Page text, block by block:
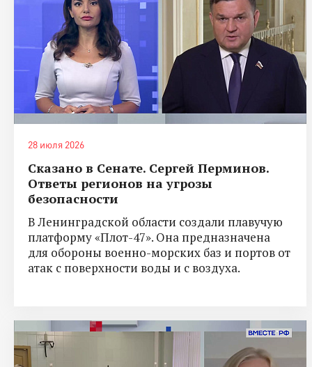
28 июля 2026
Сказано в Сенате. Сергей Перминов.
Ответы регионов на угрозы
безопасности
В Ленинградской области создали плавучую
платформу «Плот-47». Она предназначена
для обороны военно-морских баз и портов от
атак с поверхности воды и с воздуха.